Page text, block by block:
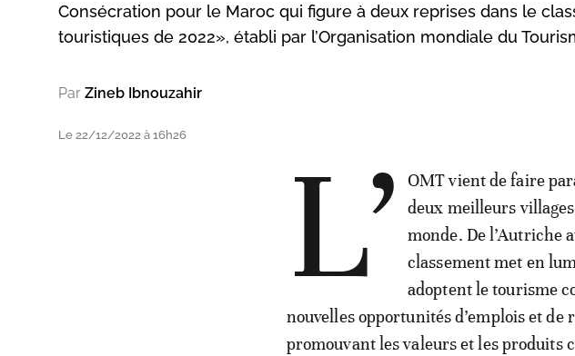
Consécration pour le Maroc qui figure à deux reprises dans le
touristiques de 2022», établi par l’Organisation mondiale du
Par Zineb Ibnouzahir
Le 22/12/2022 à 16h26 L’
OMT vient de faire
deux meilleurs
monde. De l’Autriche
classement met en
adoptent le tourisme
nouvelles opportunités d’emplois et
promouvant les valeurs et les produits